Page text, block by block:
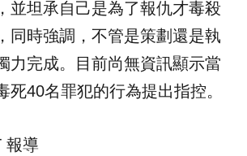
並坦承自己是為了報仇才毒殺
同時強調，不管是策劃還是執
力完成。目前尚無資訊顯示當
死40名罪犯的行為提出指控。
報導